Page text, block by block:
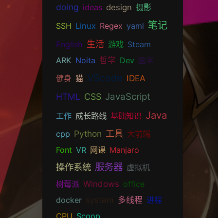
doing ideas design 摄影
SSH Linux Regex yaml 笔记
English 生活 游戏 Steam
ARK Noita 哲学 Dev 医学
健身 猫 VScode IDEA
HTML CSS JavaScript
工作 成长路线 基础知识 Java
cpp Python 工具 大前端
Font VR 网课 Manjaro
操作系统 服务器 虚拟机
树莓派 Windows office
docker system 多线程 进程